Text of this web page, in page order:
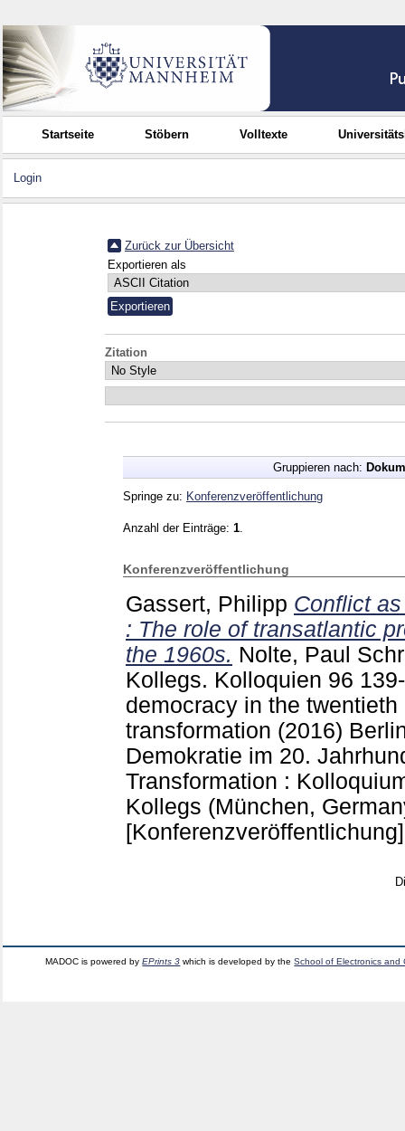
Startseite Stöbern Volltexte
Login
Zurück zur Übersicht
Exportieren als
Zitation
Gruppieren nach:
Springe zu: Konferenzveröffentlichung
Anzahl der Einträge: 1
Konferenzveröffentlichung
Gassert, Philipp Conflict
: The role of transatlantic
the 1960s. Nolte, Paul
Kollegs. Kolloquien 96
democracy in the
transformation (2016)
Demokratie im 20.
Transformation :
Kollegs (München,
[Konferenzveröffentlichung]
MADOC is powered byEPrints 3 which is developed by theSchool of Electronics and